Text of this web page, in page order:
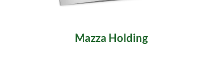
Mazza Holding